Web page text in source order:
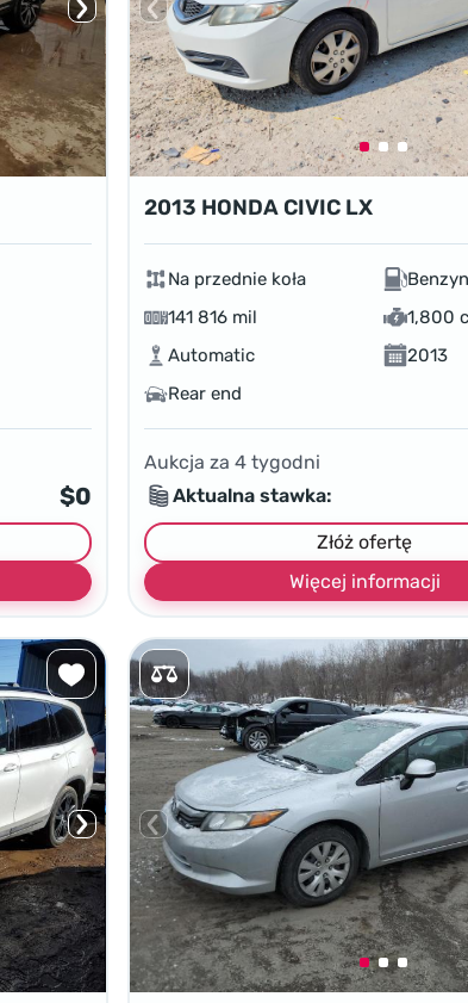
$0
2013 HONDA CIVIC LX
Na przednie koła
141 816 mil
1,800
Automatic
2013
Rear end
Aukcja za 4tygodni
Aktualna stawka:
Złóż ofertę
Więcej informacji